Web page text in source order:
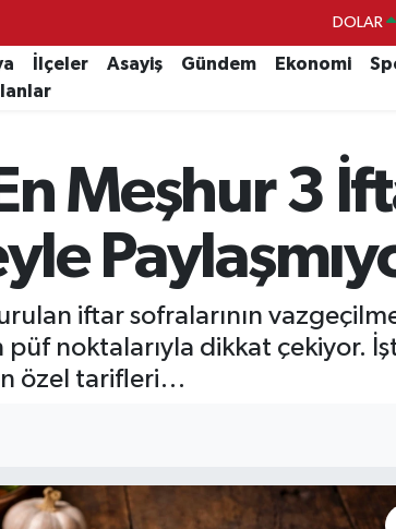
DOLAR
EURO
İlçeler Asayiş Gündem Ekonomi
Meşhur 3
iftar sofralarının
püf noktalarıyla dikkat çekiyor.
özel tarifleri…